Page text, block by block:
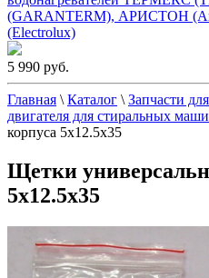
(GARANTERM), АРИСТОН
(Electrolux)
5 990 руб.
Главная \ Каталог \ Запчасти
двигателя для стиральных
корпуса 5x12.5x35
Щетки
5x12.5x35